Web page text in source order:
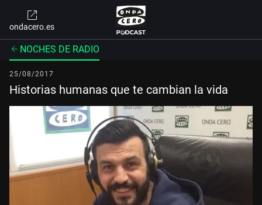
ondacero.es
NOCHES DE RADIO
25/08/2017
Historias humanas que te cambian la vida